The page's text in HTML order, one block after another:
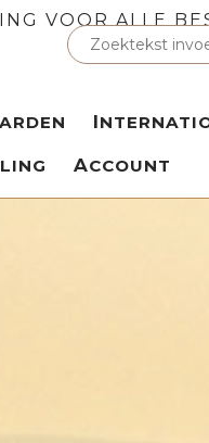
VOOR ALLE
ACCOUNT